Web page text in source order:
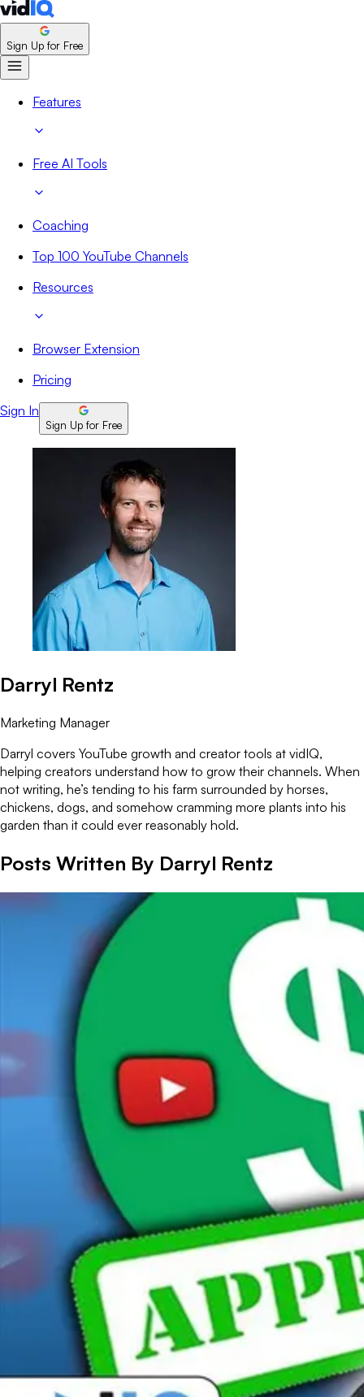
Sign Up for Free
Features
Free AI Tools
Coaching
Top 100 YouTube Channels
Resources
Browser Extension
Pricing
Sign In
Sign Up for Free
Darryl Rentz
Marketing Manager
Darryl covers YouTube growth and creator tools at vidIQ,
helping creators understand how to grow their channels. When
not writing, he’s tending to his farm surrounded by horses,
chickens, dogs, and somehow cramming more plants into his
garden than it could ever reasonably hold.
Posts Written By Darryl Rentz